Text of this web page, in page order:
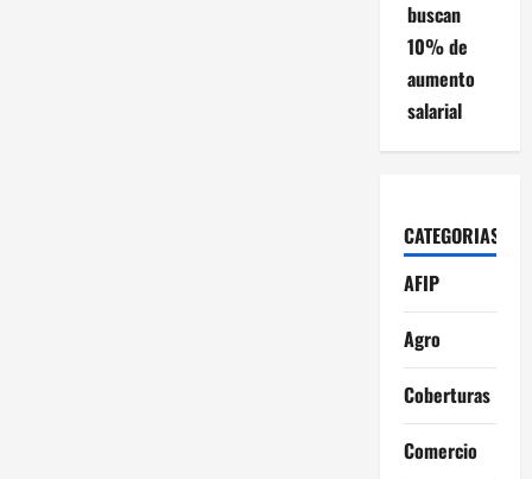
buscan
10% de
aumento
salarial
CATEGORIAS
AFIP
Agro
Coberturas
Comercio